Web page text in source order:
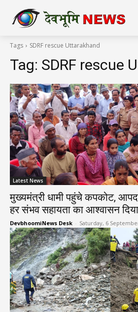
Tags SDRF rescue Uttarakhand
Tag: SDRF rescue
Latest News
मुख्यमंत्री धामी पहुंचे कपकोट,
हर संभव सहायता का आश्वासन दिया
DevbhoomiNews Desk - Saturday, 6